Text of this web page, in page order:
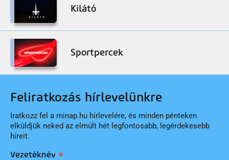
Kilátó
Sportpercek
Feliratkozás hírlevelünkre
Iratkozz fel a minap.hu hírlevelére, és minden pénteken
elküldjük neked az elmúlt hét legfontosabb, legérdekesebb
híreit.
Vezetéknév